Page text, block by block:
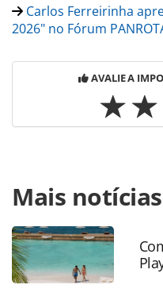
Carlos Ferreirinha
2026" no Fórum
AVALIE A
https://
marisa-orth-palestra-no-
2026-inscreva-
oferecidas na página.
PANROTAS Editora é
sobre direito autoral. Não
Mais notícias